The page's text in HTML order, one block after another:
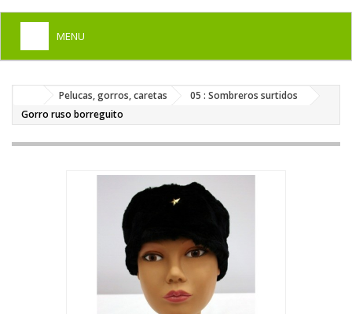
MENU
DISFRACES PARA ADULTOS
+
PELUCAS, GORROS, CARETAS
Pelucas, gorros, caretas
05 : Sombreros surtidos
Gorro ruso borreguito